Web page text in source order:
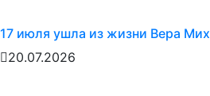
17 июля ушла из жизни Вера
20.07.2026